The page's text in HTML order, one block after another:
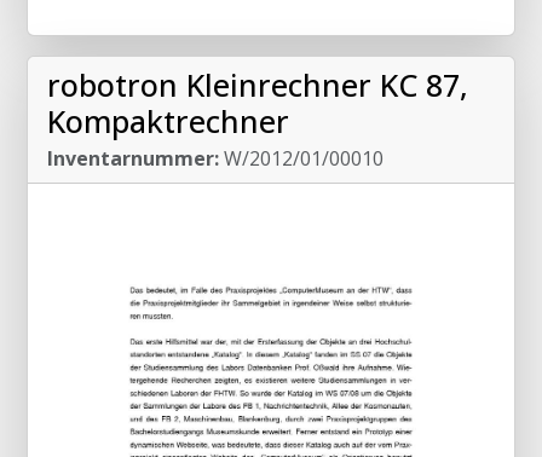
robotron Kleinrechner KC 87,
Kompaktrechner
Inventarnummer:W/2012/01/00010